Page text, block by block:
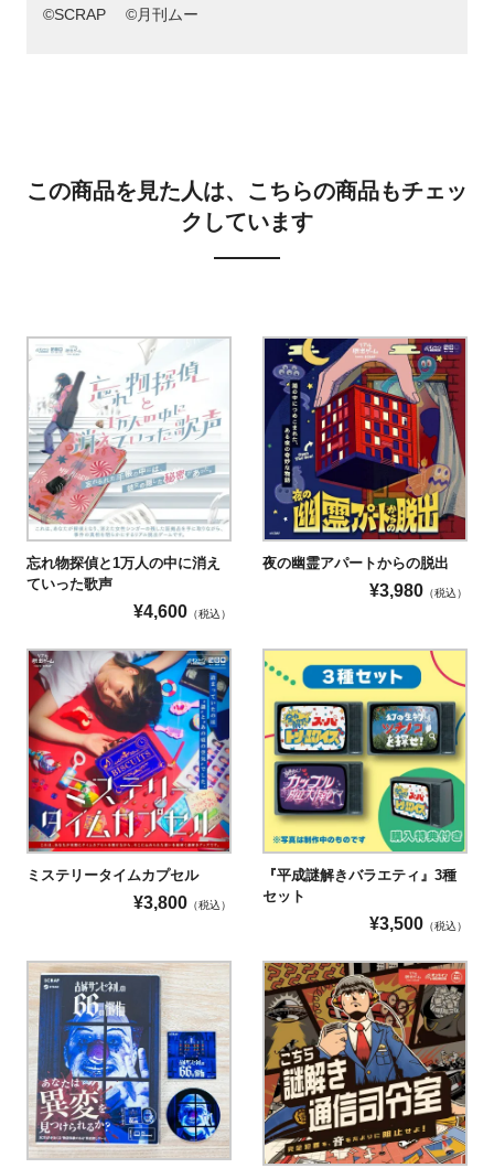
©SCRAP ©月刊ムー
この商品を見た人は、こちらの商品もチェッ
クしています
忘れ物探偵と1万人の中に消え
ていった歌声
¥4,600 （税込）
夜の幽霊アパートからの脱出
¥3,980 （税込）
ミステリータイムカプセル
¥3,800 （税込）
『平成謎解きバラエティ』3種
セット
¥3,500 （税込）